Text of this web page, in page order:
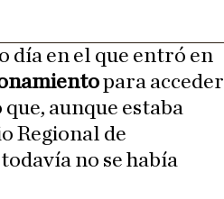
día en el que entró en
para acceder
aunque estaba
Regional de
no se había